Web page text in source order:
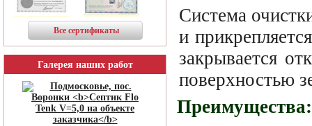
Все сертификаты
Галерея наших работ
Система
и
закрывается
поверхностью
Преимущества: